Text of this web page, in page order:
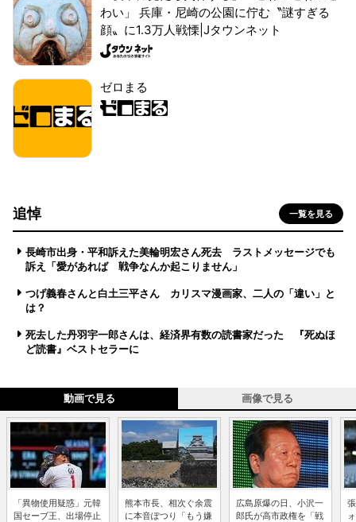
わい」 兵庫・尼崎の公園に佇む〝謎すぎる
顔〟に1.3万人戦慄|Jタウンネット
ゼロまる
追悼 一覧を見る
長崎市出身・平和訴えた美輪明宏さん死去 ラストメッセージでも
訴え「愛があれば 戦争なんか起こりません」
つげ義春さんと白土三平さん カリスマ漫画家、二人の「違い」と
は？
死去した丹羽宇一郎さんは、経済界有数の読書家だった 『死ぬほ
ど読書』ベストセラーに
動画で見る 画像で見る
「異物使用疑惑」元韓
国セーブ王、出場停止
熊本市長、相次ぐ余震
に本音ぽつり「もう嫌
広島原爆の日、小沢一
郎氏が高市政権を「戦